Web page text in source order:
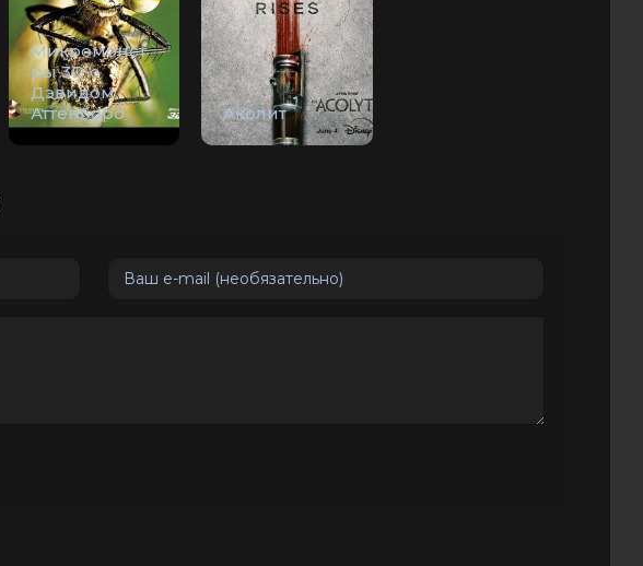
Микромонст
ры 3D с
Дэвидом
Аттенборо
Аколит